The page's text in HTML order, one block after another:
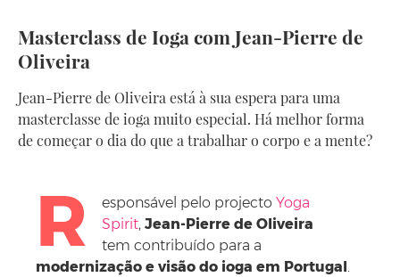
Masterclass de Ioga com Jean-Pierre de
Oliveira
Jean-Pierre de Oliveira está à sua espera para uma
masterclasse de ioga muito especial. Há melhor forma
de começar o dia do que a trabalhar o corpo e a mente?
R esponsável pelo projecto Yoga
Spirit, Jean-Pierre de Oliveira
tem contribuído para a
modernização e visão do ioga em Portugal.